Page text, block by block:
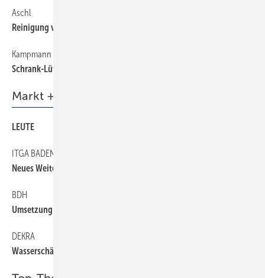
Aschl
Reinigung von Schlitz- und Kombirinnen
Kampmann
Schrank-Lüftungsgerät für Schulen
Markt + Trends
LEUTE
ITGA BADEN-WÜRTTEMBERG
Neues Weiterbildungsangebot
BDH
Umsetzung einzelner Punkte bedarf Klärung
DEKRA
Wasserschäden durch Montage-Pfusch